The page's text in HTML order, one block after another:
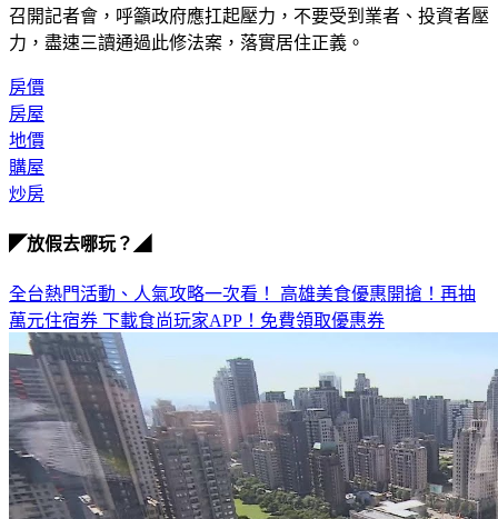
召開記者會，呼籲政府應扛起壓力，不要受到業者、投資者壓
力，盡速三讀通過此修法案，落實居住正義。
房價
房屋
地價
購屋
炒房
◤放假去哪玩？◢
全台熱門活動、人氣攻略一次看！ 高雄美食優惠開搶！再抽
萬元住宿券 下載食尚玩家APP！免費領取優惠券